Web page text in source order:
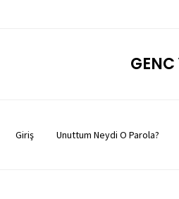
Giriş Unuttum Neydi O Parola?